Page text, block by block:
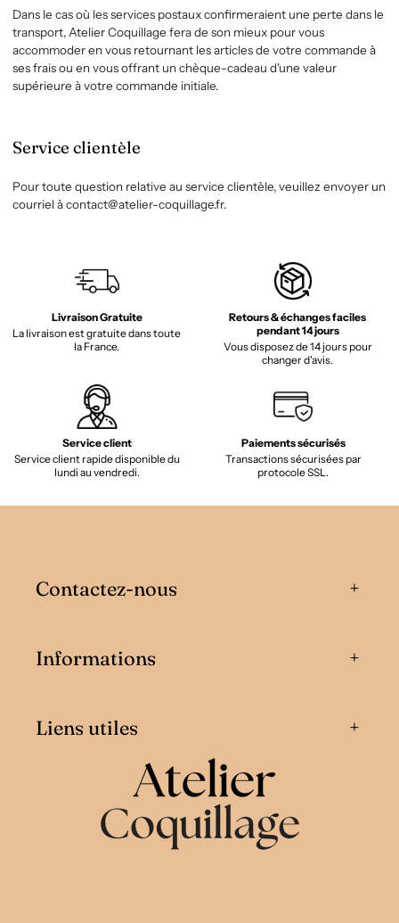
Dans le cas où les services postaux confirmeraient une perte dans le
transport,Atelier Coquillage fera de son mieux pour vous
accommoder en vous retournant les articles de votre commande à
ses frais ou en vous offrant un chèque-cadeau d'une valeur
supérieure à votre commande initiale.
Service clientèle
Pour toute question relative au service clientèle, veuillez envoyer un
courriel à contact@atelier-coquillage.fr.
Livraison Gratuite
La livraison est gratuite dans toute
la France.
Retours & échanges faciles
pendant 14 jours
Vous disposez de 14 jours pour
changer d'avis.
Service client
Service client rapide disponible du
lundi au vendredi.
Paiements sécurisés
Transactions sécurisées par
protocole SSL.
Contactez-nous
Informations
Liens utiles